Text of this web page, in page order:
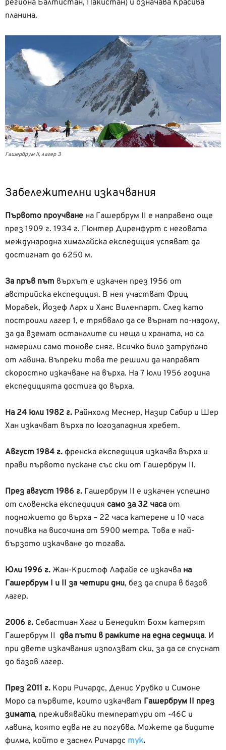
региона Балтистан, Пакистан) и означава Красива
планина.
Гашербрум II, лагер 3
Забележителни изкачвания
Първото проучване на Гашербрум II е направено още
през 1909 г. 1934 г. Гюнтер Диренфурт с неговата
международна хималайска експедиция успяват да
достигнат до 6250 м.
За пръв път върхът е изкачен през 1956 от
австрийска експедиция. В нея участват Фриц
Моравек, Йозеф Ларх и Ханс Виленпарт. След като
построили лагер 1, е трябвало да се върнат по-надолу,
за да вземат останалите си неща и храната, но са
намерили само тонове сняг. Всичко било затрупано
от лавина. Въпреки това те решили да направят
скоростно изкачване на върха. На 7 юли 1956 година
експедицията достига до върха.
На 24 юли 1982 г. Райнхолд Меснер, Назир Сабир и Шер
Хан изкачват върха по югозападния хребет.
Август 1984 г. френска експедиция изкачва върха и
прави първото пускане със ски от Гашербрум II.
През август 1986 г. Гашербрум II е изкачен успешно
от словенска експедиция само за 32 часа от
подножието до върха – 22 часа катерене и 10 часа
почивка на височина от 5900 метра. Това е най-
бързото изкачване до тогава.
Юли 1996 г. Жан-Кристоф Лафайе се изкачва на
Гашербрум I и II за четири дни, без да спира в базов
лагер.
2006 г. Себастиан Хааг и Бенедикт Бохм катерят
Гашербрум II два пъти в рамките на една седмица. И
при двете изкачвания използват ски, за да се спуснат
до базов лагер.
През 2011 г. Кори Ричардс, Денис Урубко и Симоне
Моро са първите, които изкачват Гашербрум II през
зимата, преживявайки температури от -46C и
лавина, която едва не ги погубва. Можете да видите
филма, който е заснел Ричардс тук.